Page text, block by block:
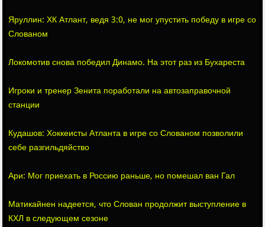
Яруллин: ХК Атлант, ведя 3:0, не мог упустить победу в игре со
Слованом
Локомотив снова победил Динамо. На этот раз из Бухареста
Игроки и тренер Зенита поработали на автозаправочной
станции
Кудашов: Хоккеисты Атланта в игре со Слованом позволили
себе разгильдяйство
Ари: Мог приехать в Россию раньше, но помешал ван Гал
Матикайнен надеется, что Слован продолжит выступление в
КХЛ в следующем сезоне